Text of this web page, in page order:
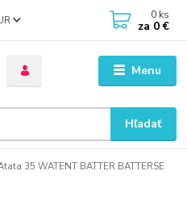
Menu
Hľadať
0 ks
za 0 €
35 WATENT BATTER BATTERSE